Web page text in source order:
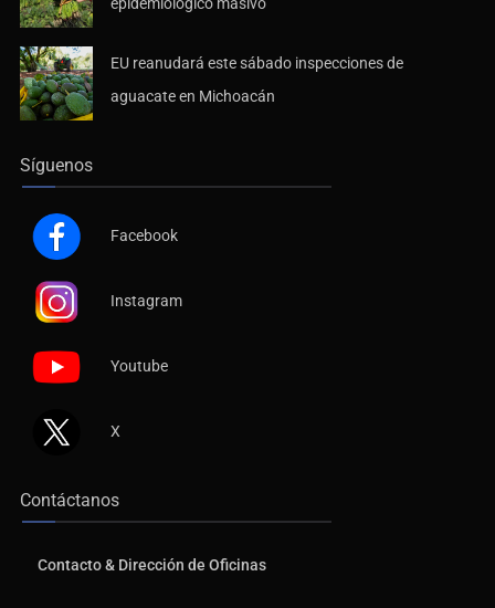
EU reanudará este sábado inspecciones de
aguacate en Michoacán
Síguenos
Facebook
Instagram
Youtube
X
Contáctanos
Contacto & Dirección de Oficinas